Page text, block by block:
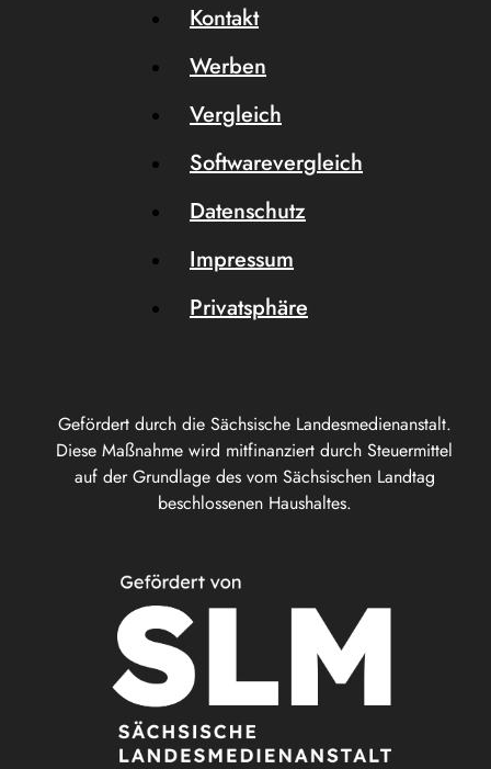
Gefördert durch die Sächsische Landesmedienanstalt.
Diese Maßnahme wird mitfinanziert durch Steuermittel
auf der Grundlage des vom Sächsischen Landtag
beschlossenen Haushaltes.
Kontakt
Werben
Vergleich
Softwarevergleich
Datenschutz
Impressum
Privatsphäre